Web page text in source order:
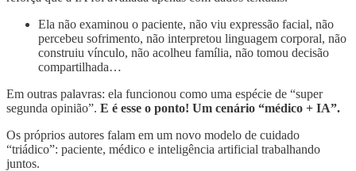
Ela não examinou o paciente, não viu expressão facial, não
percebeu sofrimento, não interpretou linguagem corporal, não
construiu vínculo, não acolheu família, não tomou decisão
compartilhada…
Em outras palavras: ela funcionou como uma espécie de “super
segunda opinião”. E é esse o ponto! Um cenário “médico + IA”.
Os próprios autores falam em um novo modelo de cuidado
“triádico”: paciente, médico e inteligência artificial trabalhando
juntos.